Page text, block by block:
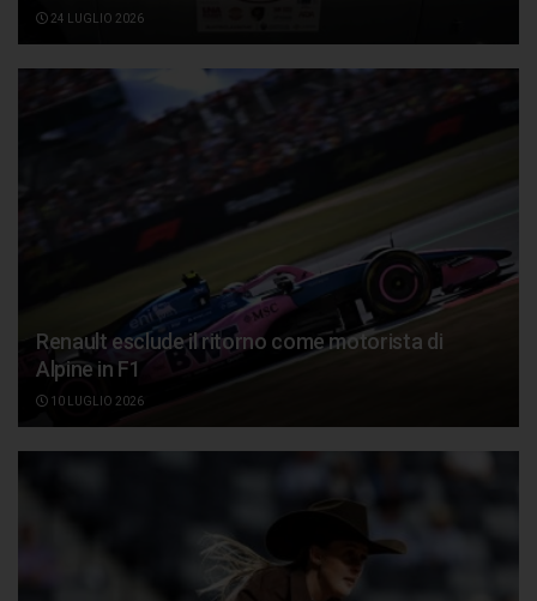
24 LUGLIO 2026
Renault esclude il ritorno come motorista di
Alpine in F1
10 LUGLIO 2026